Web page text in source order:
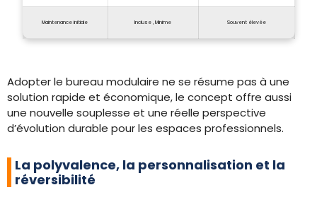
Maintenance initiale Incluse , Minime Souvent élevée
Adopter le bureau modulaire ne se résume pas à une
solution rapide et économique, le concept offre aussi
une nouvelle souplesse et une réelle perspective
d’évolution durable pour les espaces professionnels.
La polyvalence, la personnalisation et la
réversibilité